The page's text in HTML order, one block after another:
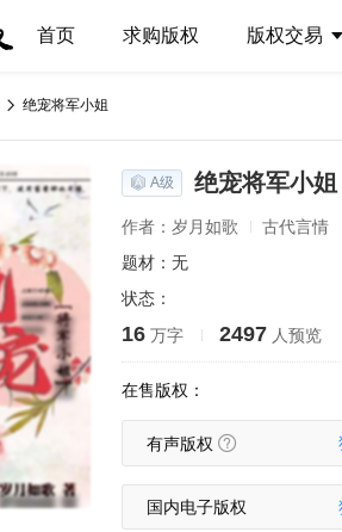
首页 求购版权 版权交易
绝宠将军小姐
A级 绝宠将军小姐
作者：岁月如歌
古代言情
题材：无
状态：
16 万字 2497 人预览
在售版权：
有声版权
国内电子版权